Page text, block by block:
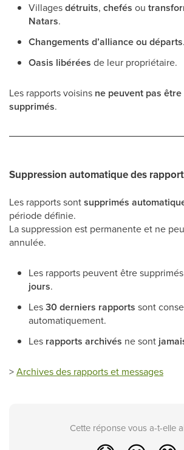
Villagesdétruits, chefés ou
Natars.
Changements d’alliance ou départs.
Oasis libérées de leur propriétaire.
Les rapports voisins ne peuvent pas
supprimés.
Suppression automatique des
Les rapports sontsupprimés
période définie.
La suppression est permanente et ne
annulée.
Les rapports peuvent être supprimés
jours.
Les30 derniers rapports sont
automatiquement.
Les rapports archivés ne sont
>Archives des rapports et messages
Cette réponse vous a-t-elle